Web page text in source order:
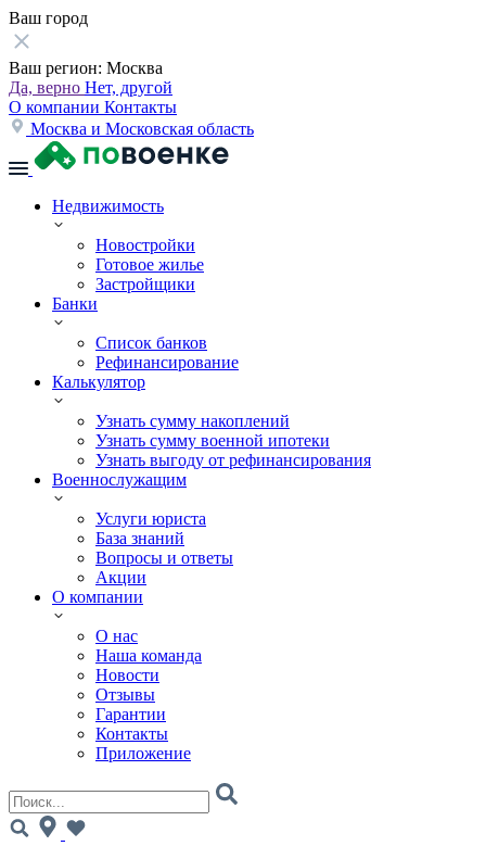
Ваш город
Ваш регион: Москва
Да, верно Нет, другой
О компании Контакты
Москва и Московская область
Недвижимость
Новостройки
Готовое жилье
Застройщики
Банки
Список банков
Рефинансирование
Калькулятор
Узнать сумму накоплений
Узнать сумму военной ипотеки
Узнать выгоду от рефинансирования
Военнослужащим
Услуги юриста
База знаний
Вопросы и ответы
Акции
О компании
О нас
Наша команда
Новости
Отзывы
Гарантии
Контакты
Приложение